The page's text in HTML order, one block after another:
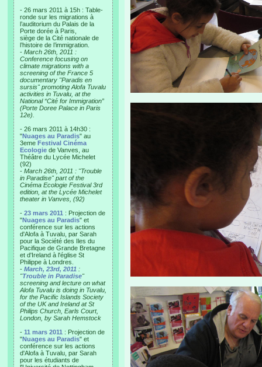
- 26 mars 2011 à 15h : Table-
ronde sur les migrations à
l’auditorium du Palais de la
Porte dorée à Paris,
siège de la Cité nationale de
l’histoire de l’immigration.
- March 26th, 2011 :
Conference focusing on
climate migrations with a
screening of the France 5
documentary "Paradis en
sursis" promoting Alofa Tuvalu
activities in Tuvalu, at the
National “Cité for Immigration”
(Porte Doree Palace in Paris
12e).
- 26 mars 2011 à 14h30 :
"Nuages au Paradis" au
3eme Festival Cinéma
Ecologie de Vanves, au
Théâtre du Lycée Michelet
(92)
- March 26th, 2011 : "Trouble
in Paradise" part of the
Cinéma Ecologie Festival 3rd
edition, at the Lycée Michelet
theater in Vanves, (92)
- 23 mars 2011 : Projection de
"Nuages au Paradis" et
conférence sur les actions
d'Alofa à Tuvalu, par Sarah
pour la Société des Iles du
Pacifique de Grande Bretagne
et d'Ireland à l'église St
Philippe à Londres.
- March, 23rd, 2011 :
"Trouble in Paradise"
screening and lecture on what
Alofa Tuvalu is doing in Tuvalu,
for the Pacific Islands Society
of the UK and Ireland at St
Philips Church, Earls Court,
London, by Sarah Hemstock
- 11 mars 2011 : Projection de
"Nuages au Paradis" et
conférence sur les actions
d'Alofa à Tuvalu, par Sarah
pour les étudiants de